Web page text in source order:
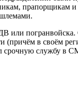
прапорщикам
или
(причём в своём
срочную службу в